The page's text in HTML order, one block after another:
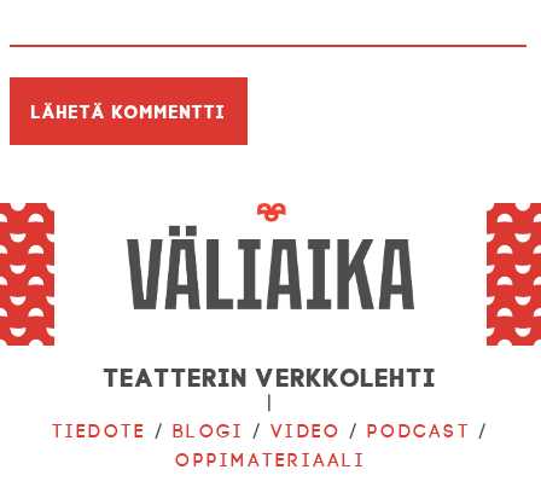
Teatterin verkkolehti
|
Tiedote /Blogi /Video /Podcast /
Oppimateriaali